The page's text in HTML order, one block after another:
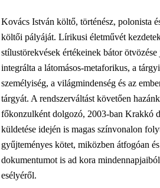
Kovács István költő, történész, polonista
költői pályáját. Lírikusi életművét
stílustörekvések értékeinek bátor
integrálta a látomásos-metaforikus, a
személyiség, a világmindenség és az
tárgyát. A rendszerváltást követően
főkonzulként dolgozó, 2003-ban Krakkó
küldetése idején is magas színvonalon
gyűjteményes kötet, miközben átfogóan
dokumentumot is ad kora
esélyéről.